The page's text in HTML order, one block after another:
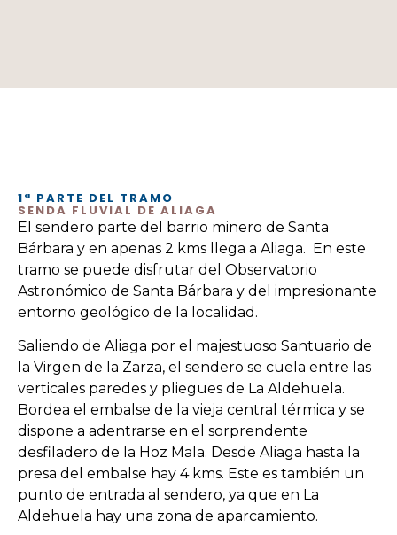
1ª PARTE DEL TRAMO
SENDA FLUVIAL DE ALIAGA
El sendero parte del barrio minero de Santa
Bárbara y en apenas 2 kms llega a Aliaga. En este
tramo se puede disfrutar del Observatorio
Astronómico de Santa Bárbara y del impresionante
entorno geológico de la localidad.
Saliendo de Aliaga por el majestuoso Santuario de
la Virgen de la Zarza, el sendero se cuela entre las
verticales paredes y pliegues de La Aldehuela.
Bordea el embalse de la vieja central térmica y se
dispone a adentrarse en el sorprendente
desfiladero de la Hoz Mala. Desde Aliaga hasta la
presa del embalse hay 4 kms. Este es también un
punto de entrada al sendero, ya que en La
Aldehuela hay una zona de aparcamiento.